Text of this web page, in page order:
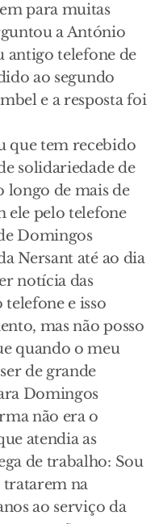
para muitas
a António
antigo telefone de
ao segundo
e a resposta foi
que tem recebido
solidariedade de
longo de mais de
ele pelo telefone
Domingos
Nersant até ao dia
notícia das
telefone e isso
mas não posso
quando o meu
de grande
Domingos
não era o
atendia as
de trabalho: Sou
tratarem na
ao serviço da